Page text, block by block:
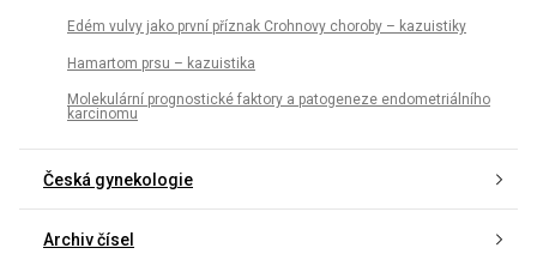
Edém vulvy jako první příznak Crohnovy choroby – kazuistiky
Hamartom prsu – kazuistika
Molekulární prognostické faktory a patogeneze endometriálního
karcinomu
Česká gynekologie
Archiv čísel